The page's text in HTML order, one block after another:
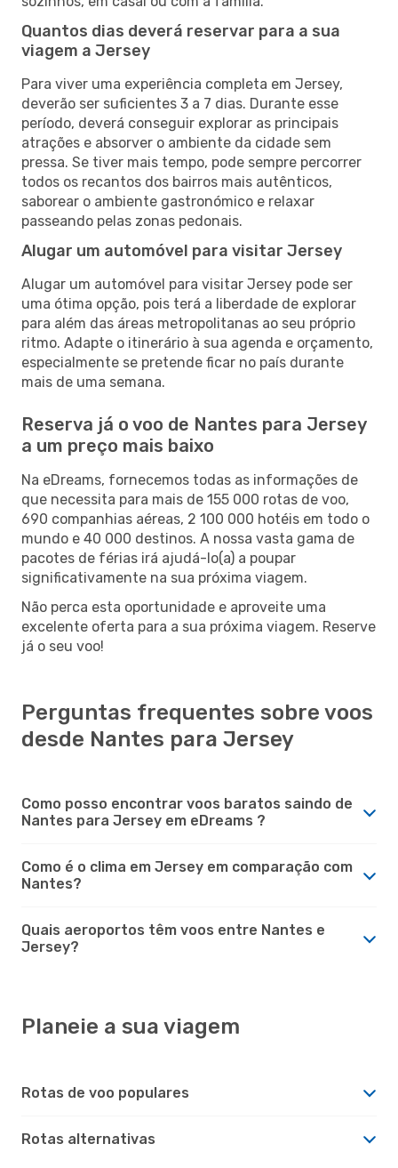
Quantos dias deverá reservar para a sua
viagem a Jersey
Para viver uma experiência completa em Jersey,
deverão ser suficientes 3 a 7 dias. Durante esse
período, deverá conseguir explorar as principais
atrações e absorver o ambiente da cidade sem
pressa. Se tiver mais tempo, pode sempre percorrer
todos os recantos dos bairros mais autênticos,
saborear o ambiente gastronómico e relaxar
passeando pelas zonas pedonais.
Alugar um automóvel para visitar Jersey
Alugar um automóvel para visitar Jersey pode ser
uma ótima opção, pois terá a liberdade de explorar
para além das áreas metropolitanas ao seu próprio
ritmo. Adapte o itinerário à sua agenda e orçamento,
especialmente se pretende ficar no país durante
mais de uma semana.
Reserva já o voo de Nantes para Jersey
a um preço mais baixo
Na eDreams, fornecemos todas as informações de
que necessita para mais de 155 000 rotas de voo,
690 companhias aéreas, 2 100 000 hotéis em todo o
mundo e 40 000 destinos. A nossa vasta gama de
pacotes de férias irá ajudá-lo(a) a poupar
significativamente na sua próxima viagem.
Não perca esta oportunidade e aproveite uma
excelente oferta para a sua próxima viagem. Reserve
já o seu voo!
Perguntas frequentes sobre voos
desde Nantes para Jersey
Como posso encontrar voos baratos saindo de
Nantes para Jersey em eDreams ?
Como é o clima em Jersey em comparação com
Nantes?
Quais aeroportos têm voos entre Nantes e
Jersey?
Planeie a sua viagem
Rotas de voo populares
Rotas alternativas